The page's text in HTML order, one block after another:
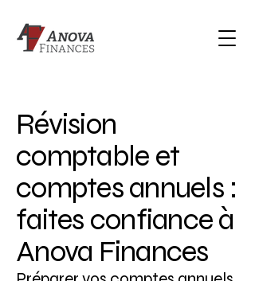
Révision
comptable et
comptes annuels :
faites confiance à
Anova Finances